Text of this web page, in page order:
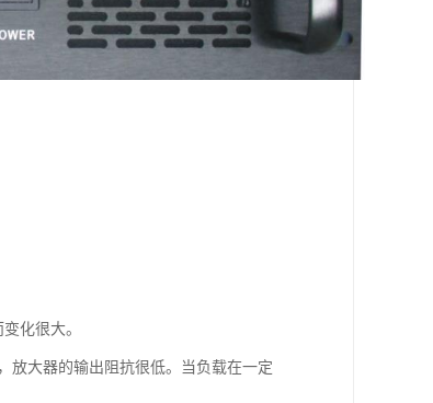
化很大。
放大器的输出阻抗很低。当负载在一定